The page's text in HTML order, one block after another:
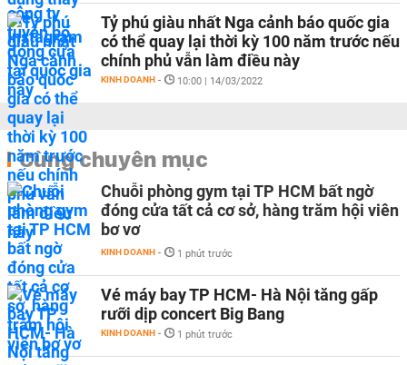
Tỷ phú giàu nhất Nga cảnh báo quốc gia
có thể quay lại thời kỳ 100 năm trước nếu
chính phủ vẫn làm điều này
KINH DOANH - 10:00 | 14/03/2022
Cùng chuyên mục
Chuỗi phòng gym tại TP HCM bất ngờ
đóng cửa tất cả cơ sở, hàng trăm hội viên
bơ vơ
KINH DOANH - 1 phút trước
Vé máy bay TP HCM- Hà Nội tăng gấp
rưỡi dịp concert Big Bang
KINH DOANH - 1 phút trước